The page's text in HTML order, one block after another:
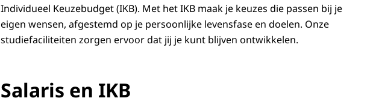
Individueel Keuzebudget (IKB). Met het IKB maak je keuzes die passen bij je
eigen wensen, afgestemd op je persoonlijke levensfase en doelen. Onze
studiefaciliteiten zorgen ervoor dat jij je kunt blijven ontwikkelen.
Salaris en IKB